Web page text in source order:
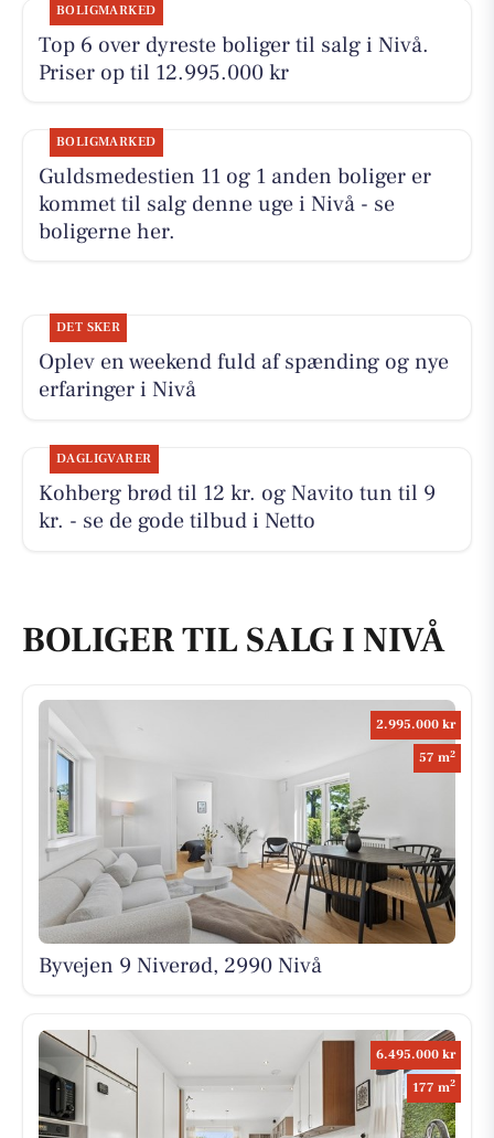
BOLIGMARKED
Top 6 over dyreste boliger til salg i Nivå.
Priser op til 12.995.000 kr
BOLIGMARKED
Guldsmedestien 11 og 1 anden boliger er
kommet til salg denne uge i Nivå - se
boligerne her.
DET SKER
Oplev en weekend fuld af spænding og nye
erfaringer i Nivå
DAGLIGVARER
Kohberg brød til 12 kr. og Navito tun til 9
kr. - se de gode tilbud i Netto
BOLIGER TIL SALG I NIVÅ
2.995.000 kr
57 m2
Byvejen 9 Niverød, 2990 Nivå
6.495.000 kr
177 m2